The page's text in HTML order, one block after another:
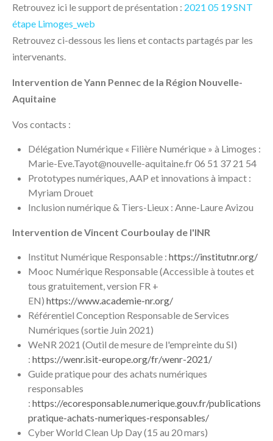
Retrouvez ici le support de présentation : 2021 05 19 SNT
étape Limoges_web
Retrouvez ci-dessous les liens et contacts partagés par les
intervenants.
Intervention de Yann Pennec de la Région Nouvelle-
Aquitaine
Vos contacts :
Délégation Numérique « Filière Numérique » à Limoges :
Marie-Eve.Tayot@nouvelle-aquitaine.fr 06 51 37 21 54
Prototypes numériques, AAP et innovations à impact :
Myriam Drouet
Inclusion numérique & Tiers-Lieux : Anne-Laure Avizou
Intervention de Vincent Courboulay de l'INR
Institut Numérique Responsable : https://institutnr.org/
Mooc Numérique Responsable (Accessible à toutes et
tous gratuitement, version FR +
EN) https://www.academie-nr.org/
Référentiel Conception Responsable de Services
Numériques (sortie Juin 2021)
WeNR 2021 (Outil de mesure de l'empreinte du SI)
: https://wenr.isit-europe.org/fr/wenr-2021/
Guide pratique pour des achats numériques
responsables
: https://ecoresponsable.numerique.gouv.fr/publications/
pratique-achats-numeriques-responsables/
Cyber World Clean Up Day (15 au 20 mars)